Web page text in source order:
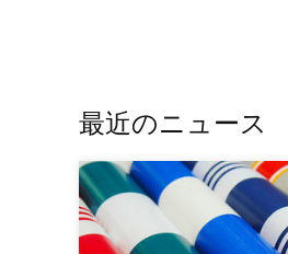
最近のニュース